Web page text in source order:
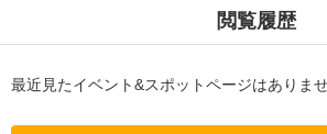
閲覧履歴
最近見たイベント&スポットページはありませ